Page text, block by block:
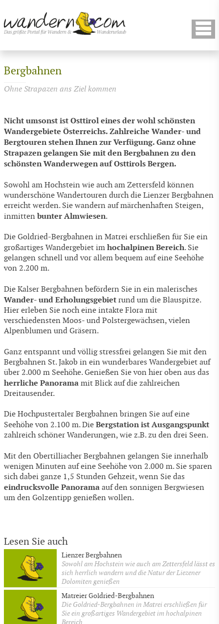
Bergbahnen
Ohne Strapazen ans Ziel kommen
Nicht umsonst ist Osttirol eines der wohl schönsten
Wandergebiete Österreichs. Zahlreiche Wander- und
Bergtouren stehen Ihnen zur Verfügung. Ganz ohne
Strapazen gelangen Sie mit den Bergbahnen zu den
schönsten Wanderwegen auf Osttirols Bergen.
Sowohl am Hochstein wie auch am Zettersfeld können
wunderschöne Wandertouren durch die Lienzer Bergbahnen
erreicht werden. Sie wandern auf märchenhaften Steigen,
inmittenbunter Almwiesen.
Die Goldried-Bergbahnen in Matrei erschließen für Sie ein
großartiges Wandergebiet im hochalpinen Bereich. Sie
gelangen schnell und vor allem bequem auf eine Seehöhe
von 2.200 m.
Die Kalser Bergbahnen befördern Sie in ein malerisches
Wander- und Erholungsgebiet rund um die Blauspitze.
Hier erleben Sie noch eine intakte Flora mit
verschiedensten Moos- und Polstergewächsen, vielen
Alpenblumen und Gräsern.
Ganz entspannt und völlig stressfrei gelangen Sie mit den
Bergbahnen St. Jakob in ein wunderbares Wandergebiet auf
über 2.000 m Seehöhe. Genießen Sie von hier oben aus das
herrliche Panorama mit Blick auf die zahlreichen
Dreitausender.
Die Hochpustertaler Bergbahnen bringen Sie auf eine
Seehöhe von 2.100 m. Die Bergstation ist Ausgangspunkt
zahlreich schöner Wanderungen, wie z.B. zu den drei Seen.
Mit den Obertilliacher Bergbahnen gelangen Sie innerhalb
wenigen Minuten auf eine Seehöhe von 2.000 m. Sie sparen
sich dabei ganze 1,5 Stunden Gehzeit, wenn Sie das
eindrucksvolle Panorama auf den sonnigen Bergwiesen
um den Golzentipp genießen wollen.
Lesen Sie auch
Lienzer Bergbahnen
Sowohl am Hochstein wie auch am Zettersfeld lässt es
sich herrlich wandern und die Natur der Liezener
Dolomiten genießen
Matreier Goldried-Bergbahnen
Die Goldried-Bergbahnen in Matrei erschließen für
Sie ein großartiges Wandergebiet im hochalpinen
Bereich